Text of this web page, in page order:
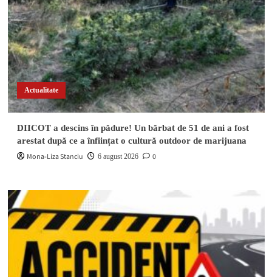
Actualitate
DIICOT a descins în pădure! Un bărbat de 51 de ani a fost
arestat după ce a înființat o cultură outdoor de marijuana
Mona-Liza Stanciu 6 august 2026 0